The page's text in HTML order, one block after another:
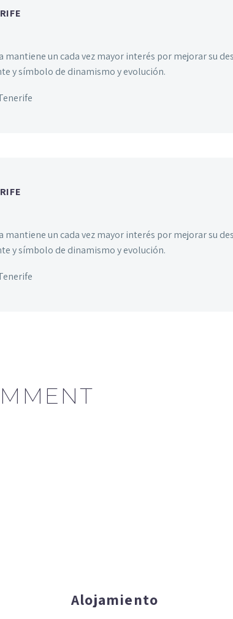
mantiene un cada vez mayor interés por mejorar su
y símbolo de dinamismo y evolución.
mantiene un cada vez mayor interés por mejorar su
y símbolo de dinamismo y evolución.
Alojamiento